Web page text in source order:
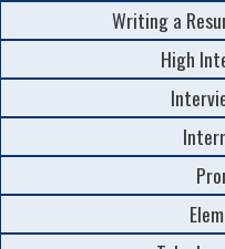
Writing a
High